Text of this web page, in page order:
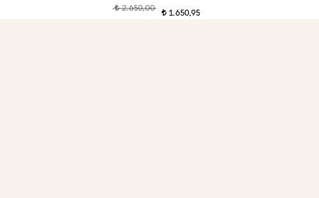
t2.650,00 t1.650,95